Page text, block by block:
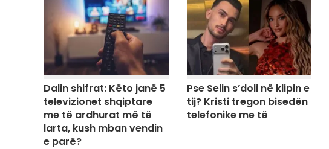
Dalin shifrat: Këto janë 5
televizionet shqiptare
me të ardhurat më të
larta, kush mban vendin
e parë?
Pse Selin s’doli në klipin e
tij? Kristi tregon bisedën
telefonike me të